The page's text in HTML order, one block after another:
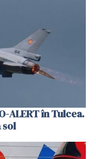
ALERT în Tulcea.
sol